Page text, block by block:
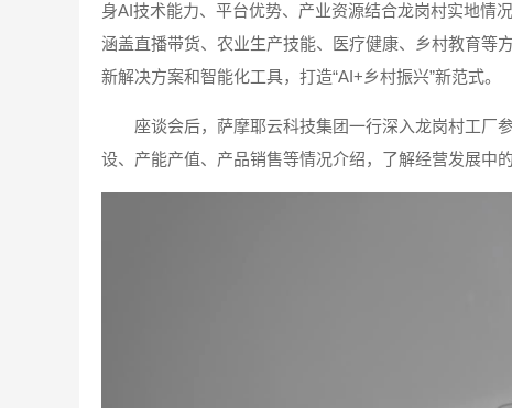
身AI技术能力、平台优势、产业资源结合龙岗村实地情
涵盖直播带货、农业生产技能、医疗健康、乡村教育等
新解决方案和智能化工具，打造“AI+乡村振兴”新范式。
座谈会后，萨摩耶云科技集团一行深入龙岗村工厂
设、产能产值、产品销售等情况介绍，了解经营发展中